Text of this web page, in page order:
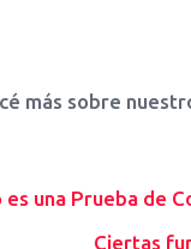
más sobre
es una Prueba de
Ciertas